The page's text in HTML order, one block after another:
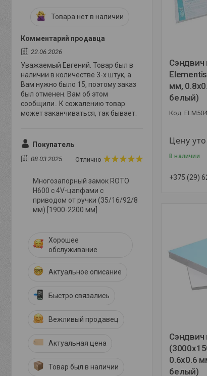
Сэндвич
мм,
белый)
Цену
В наличии
+375 (29)
Сэндвич
0.6x0.6
белый)
Товара нет в наличии
Комментарий продавца
22.06.2026
Уважаемый Евгений. Товар был в
наличии в количестве 3-х штук, а
Вам нужно было 15, поэтому заказ
был отменен. Вам об этом
сообщили.. К сожалению товар
может заканчиваться, так бывает.
Покупатель
08.03.2025 Отлично
Многозапорный замок ROTO
Н600 с 4V-цапфами с
приводом от ручки (35/16/92/8
мм) [1900-2200 мм]
Хорошее
обслуживание
Актуальное описание
Быстро связались
Вежливый продавец
Актуальная цена
Товар был в наличии